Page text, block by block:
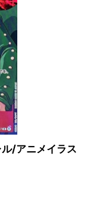
/アニメイラス